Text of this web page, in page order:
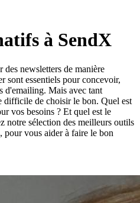
à SendX
des newsletters de manière
sont essentiels pour concevoir,
d'emailing. Mais avec tant
difficile de choisir le bon. Quel est
vos besoins ? Et quel est le
notre sélection des meilleurs outils
pour vous aider à faire le bon